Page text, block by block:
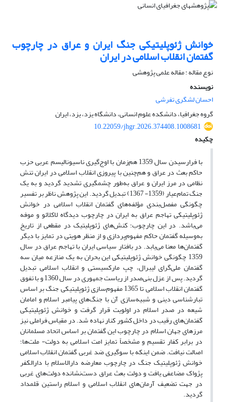
خوانش ژئوپلیتیکی جنگ ایران و عراق در چارچوب
گفتمان انقلاب اسلامی در ایران
نوع مقاله : مقاله علمی پژوهشی
نویسنده
احسان لشگری تفرشی
گروه جغرافیا، دانشکده علوم انسانی، دانشگاه یزد، یزد، ایران
10.22059/jhgr.2026.374408.1008681
چکیده
با فرارسیدن سال 1359 هم‌زمان با اوج‌گیری ناسیونالیسم عربی حزب
حاکم بعث در عراق و هم‌چنین با پیروزی انقلاب اسلامی در ایران تنش
نظامی در مرز ایران و عراق به‌طور چشمگیری تشدید گردید و به یک
جنگ تمام‌عیار (1359- 1367) تبدیل گردید. این پژوهش ناظر بر تفسیر
چگونگی مفصل‌بندی مؤلفه‌های گفتمان انقلاب اسلامی در خوانش
ژئوپلیتیکی تهاجم عراق به ایران در چارچوب دیدگاه لاکلائو و موفه
می‌باشد. در این چارچوب؛ کنش‌های ژئوپلیتیک در مقطعی از تاریخ
به‌وسیله گفتمان حاکم مفهوم‌پردازی و از منظر هویتی در تمایز با دیگر
گفتمان‌ها معنا می‌یابد. در بافتار سیاسی ایران با تهاجم عراق در سال
1359 چگونگی خوانش ژئوپلیتیکی این بحران به یک منازعه میان سه
گفتمان ملی‌گرای لیبرال، چپ مارکسیستی و انقلاب اسلامی تبدیل
گردید. پس از عزل بنی‌صدر از ریاست جمهوری در سال 1360 و با تفوق
گفتمان انقلاب اسلامی تا 1365 مفهوم‌سازی ژئوپلیتیکی جنگ بر اساس
تبارشناسی دینی و شبیه‌سازی آن با جنگ‌های پیامبر اسلام و امامان
شیعه در صدر اسلام در اولویت قرار گرفت و خوانش ژئوپلیتیکی
گفتمان‌های رقیب در داخل کشور کنار نهاده شد. در مقیاس فراملی نیز
مرزهای جهان اسلام در چارچوب این گفتمان بر اساس اتحاد مسلمانان
در برابر کفار تقسیم و مشخصاً تمایز امت اسلامی به دولت- ملت‌ها؛
اصالت نیافت. ضمن اینکه با سوگیری ضد غربی گفتمان انقلاب اسلامی
خوانش ژئوپلیتیک جنگ در چارچوب معارضه دارالاسلام با دارالکفر
پژواک مضاعفی یافت و دولت بعث عراق دست‌نشانده دولت‌های غربی
در جهت تضعیف آرمان‌های انقلاب اسلامی و اسلام راستین قلمداد
گردید.